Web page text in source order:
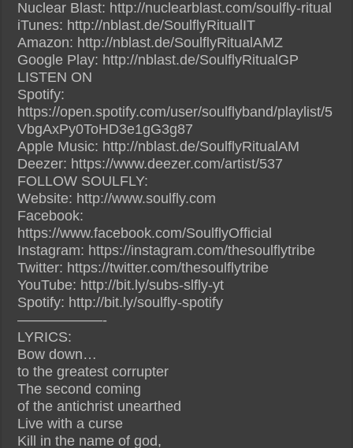
Nuclear Blast: http://nuclearblast.com/soulfly-ritual
iTunes: http://nblast.de/SoulflyRitualIT
Amazon: http://nblast.de/SoulflyRitualAMZ
Google Play: http://nblast.de/SoulflyRitualGP
LISTEN ON
Spotify:
https://open.spotify.com/user/soulflyband/playlist/5
VbgAxPy0ToHD3e1gG3g87
Apple Music: http://nblast.de/SoulflyRitualAM
Deezer: https://www.deezer.com/artist/537
FOLLOW SOULFLY:
Website: http://www.soulfly.com
Facebook:
https://www.facebook.com/SoulflyOfficial
Instagram: https://instagram.com/thesoulflytribe
Twitter: https://twitter.com/thesoulflytribe
YouTube: http://bit.ly/subs-slfly-yt
Spotify: http://bit.ly/soulfly-spotify
——————-
LYRICS:
Bow down…
to the greatest corrupter
The second coming
of the antichrist unearthed
Live with a curse
Kill in the name of god,